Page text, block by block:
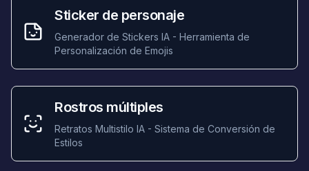
Sticker de personaje
Generador de Stickers IA - Herramienta de
Personalización de Emojis
Rostros múltiples
Retratos Multistilo IA - Sistema de Conversión de
Estilos